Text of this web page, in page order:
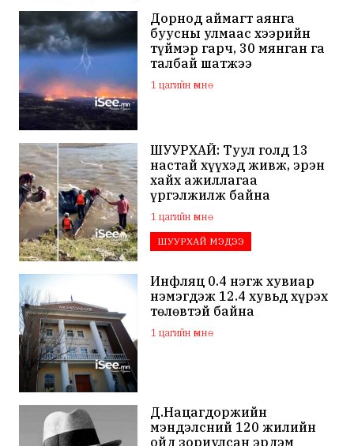
Дорнод аймагт аянга
буусны улмаас хээрийн
түймэр гарч, 30 мянган га
талбай шатжээ
1 цагийн өмнө
ШУУРХАЙ: Туул голд 13
настай хүүхэд живж, эрэн
хайх ажиллагаа
үргэлжилж байна
1 цагийн өмнө
ШУУРХАЙ МЭДЭЭ
Инфляц 0.4 нэгж хувиар
нэмэгдэж 12.4 хувьд хүрэх
төлөвтэй байна
1 цагийн өмнө
Д.Нацагдоржийн
мэндэлсний 120 жилийн
ойд зориулсан эрдэм